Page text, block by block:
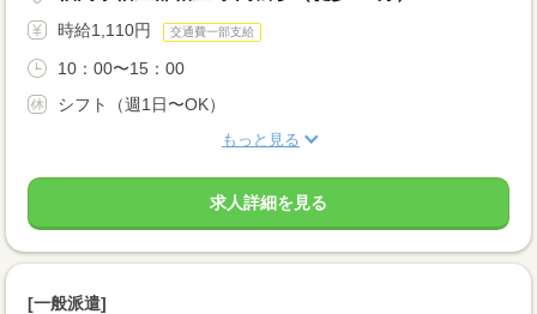
時給1,110円 交通費一部支給
10：00〜15：00
シフト（週1日〜OK）
もっと見る
求人詳細を見る
[一般派遣]